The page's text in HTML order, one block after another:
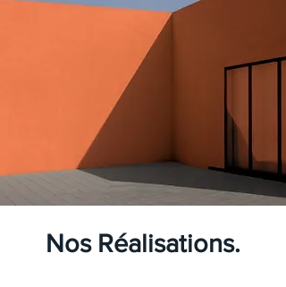
Nos Réalisations.